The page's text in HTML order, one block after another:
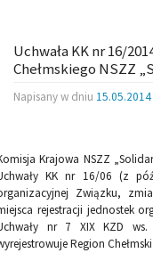
Uchwała KK nr 16/
Chełmskiego NSZZ
Napisany w dniu 15.05.2014|
Krajowa NSZZ
KK nr 16/06 (z
Związku,
rejestracji jednostek
nr 7 XIX KZD
Region